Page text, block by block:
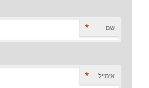
שם *
אימייל *